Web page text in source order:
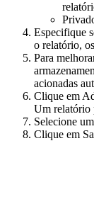
Especifique
o relatório,
Para
acionadas
Clique em
Um relatório
Selecione
Clique em